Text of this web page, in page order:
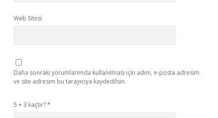
Web Sitesi
Daha sonraki yorumlarımda kullanılması için adım, e-posta adresim
ve site adresim bu tarayıcıya kaydedilsin.
5 + 3 kaçtır?*